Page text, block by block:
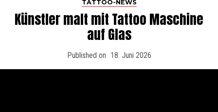
TATTOO-NEWS
Künstler malt mit Tattoo Maschine
auf Glas
Published on 18. Juni 2026